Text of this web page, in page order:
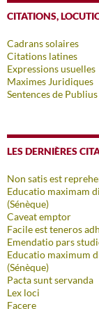
CITATIONS,
Cadrans solaires
Citations latines
Expressions usuelles
Maximes Juridiques
Sentences de
LES DERNIÈRES
Non satis est
Educatio maximam
(Sénèque)
Caveat emptor
Facile est teneros
Emendatio pars
Educatio maximum
(Sénèque)
Pacta sunt servanda
Lex loci
Facere